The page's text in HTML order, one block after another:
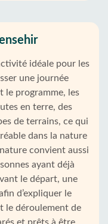
idéale pour les
une journée
le programme, les
en terre, des
de terrains, ce qui
dans la nature
convient aussi
ayant déjà
le départ, une
d’expliquer le
le déroulement de